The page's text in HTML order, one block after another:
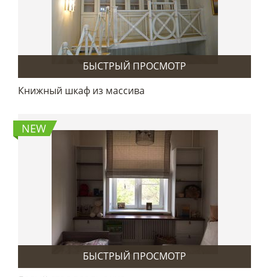
БЫСТРЫЙ ПРОСМОТР
Книжный шкаф из массива
БЫСТРЫЙ ПРОСМОТР
NEW